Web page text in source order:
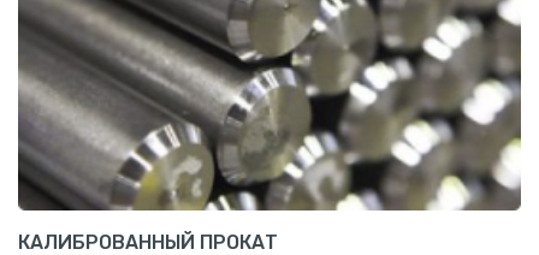
КАЛИБРОВАННЫЙ ПРОКАТ